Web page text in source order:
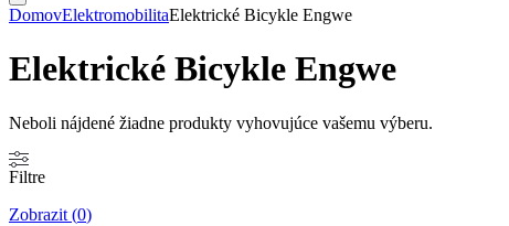
DomovElektromobilitaElektrické Bicykle Engwe
Elektrické Bicykle Engwe
Neboli nájdené žiadne produkty vyhovujúce vašemu výberu.
Filtre
Zobrazit (0)